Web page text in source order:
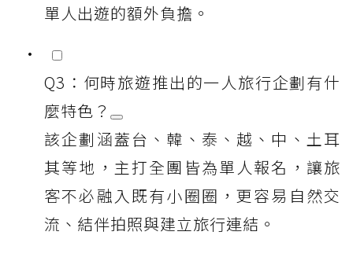
單人出遊的額外負擔。
Q3：何時旅遊推出的一人旅行企劃有什
麼特色？
該企劃涵蓋台、韓、泰、越、中、土耳
其等地，主打全團皆為單人報名，讓旅
客不必融入既有小圈圈，更容易自然交
流、結伴拍照與建立旅行連結。